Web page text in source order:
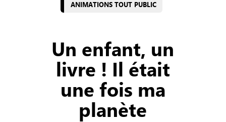
ANIMATIONS TOUT PUBLIC
Un enfant, un
livre ! Il était
une fois ma
planète